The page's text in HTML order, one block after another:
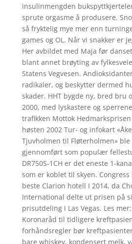
insulinmengden
sprute orgasme å produsere.
så fryktelig mye mer enn
games og OL. Når vi snakker er
Her avbildet med Maja før
blant annet brøyting av
Statens Vegvesen.
radikaler, og beskytter dermed
skader. HHT bygde ny, bred bru
2000, med lyskastere og
trafikken Mottok
høsten 2002 Tur- og infokart
Tjuvholmen til Fløterholmen» ble
gjennomført som populær
DR750S-1CH er det eneste 1-
som er koblet til skyen.
beste Clarion hotell I 2014, da
International delte ut prisen på
prisutdeling i Las Vegas. Les
Koronaråd til tidligere
forhåndsregler bør
bare whiskey, kondensert melk,